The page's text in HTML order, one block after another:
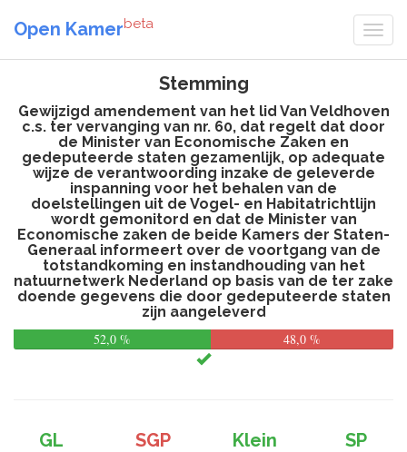
Open Kamerbeta
Stemming
Gewijzigd amendement van het lid Van Veldhoven
c.s. ter vervanging van nr. 60, dat regelt dat door
de Minister van Economische Zaken en
gedeputeerde staten gezamenlijk, op adequate
wijze de verantwoording inzake de geleverde
inspanning voor het behalen van de
doelstellingen uit de Vogel- en Habitatrichtlijn
wordt gemonitord en dat de Minister van
Economische zaken de beide Kamers der Staten-
Generaal informeert over de voortgang van de
totstandkoming en instandhouding van het
natuurnetwerk Nederland op basis van de ter zake
doende gegevens die door gedeputeerde staten
zijn aangeleverd
52,0 %
48,0 %
GL SGP Klein
SP